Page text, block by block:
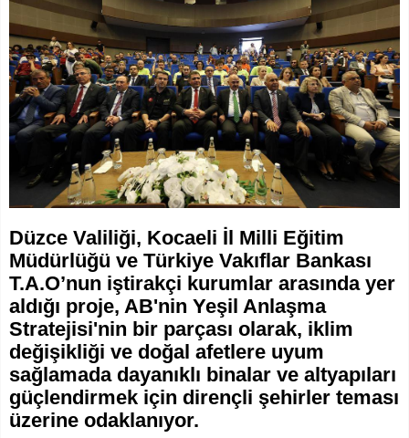
Düzce Valiliği, Kocaeli İl Milli Eğitim
Müdürlüğü ve Türkiye Vakıflar Bankası
T.A.O’nun iştirakçi kurumlar arasında yer
aldığı proje, AB'nin Yeşil Anlaşma
Stratejisi'nin bir parçası olarak, iklim
değişikliği ve doğal afetlere uyum
sağlamada dayanıklı binalar ve altyapıları
güçlendirmek için dirençli şehirler teması
üzerine odaklanıyor.